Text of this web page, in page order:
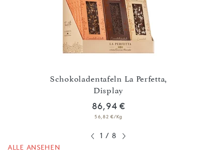
Schokoladentafeln La Perfetta,
Display
86,94 €
56,82 €/Kg
1 / 8
ALLE ANSEHEN